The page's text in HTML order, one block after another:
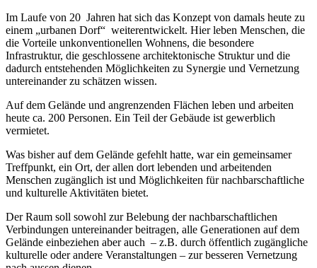
Im Laufe von 20 Jahren hat sich das Konzept von damals heute zu
einem „urbanen Dorf“ weiterentwickelt. Hier leben Menschen, die
die Vorteile unkonventionellen Wohnens, die besondere
Infrastruktur, die geschlossene architektonische Struktur und die
dadurch entstehenden Möglichkeiten zu Synergie und Vernetzung
untereinander zu schätzen wissen.
Auf dem Gelände und angrenzenden Flächen leben und arbeiten
heute ca. 200 Personen. Ein Teil der Gebäude ist gewerblich
vermietet.
Was bisher auf dem Gelände gefehlt hatte, war ein gemeinsamer
Treffpunkt, ein Ort, der allen dort lebenden und arbeitenden
Menschen zugänglich ist und Möglichkeiten für nachbarschaftliche
und kulturelle Aktivitäten bietet.
Der Raum soll sowohl zur Belebung der nachbarschaftlichen
Verbindungen untereinander beitragen, alle Generationen auf dem
Gelände einbeziehen aber auch – z.B. durch öffentlich zugängliche
kulturelle oder andere Veranstaltungen – zur besseren Vernetzung